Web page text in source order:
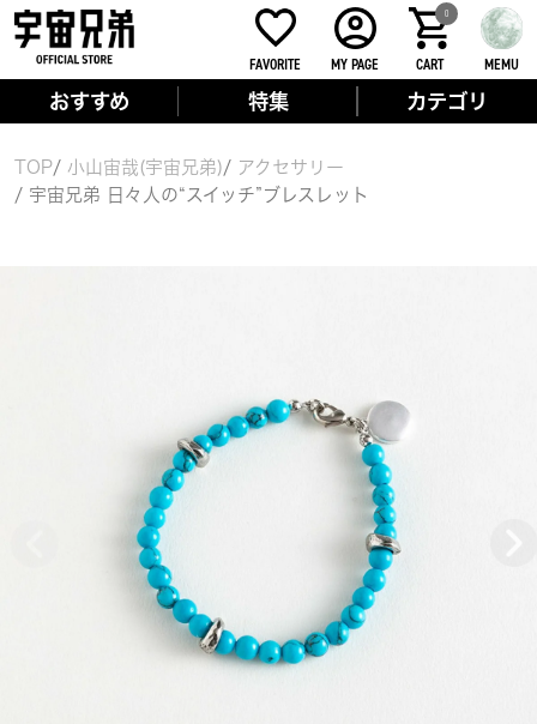
FAVORITE MY PAGE CART
0
MEMU
おすすめ 特集 カテゴリ
TOP 小山宙哉(宇宙兄弟)
アクセサリー
宇宙兄弟 日々人の“スイッチ”ブレスレット